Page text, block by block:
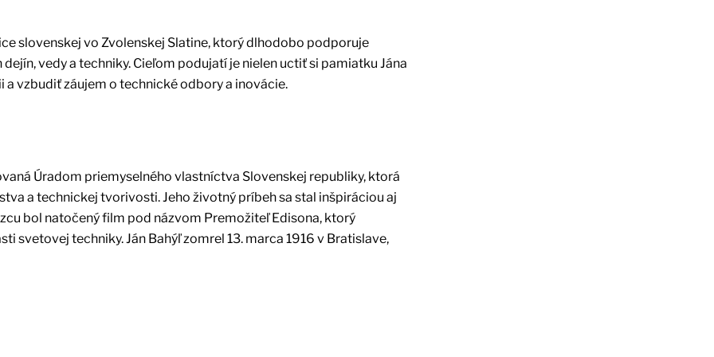
slovenskej vo Zvolenskej Slatine, ktorý dlhodobo podporuje
vedy a techniky. Cieľom podujatí je nielen uctiť si pamiatku Jána
vzbudiť záujem o technické odbory a inovácie.
Úradom priemyselného vlastníctva Slovenskej republiky, ktorá
a technickej tvorivosti. Jeho životný príbeh sa stal inšpiráciou aj
bol natočený film pod názvom Premožiteľ Edisona, ktorý
svetovej techniky. Ján Bahýľ zomrel 13. marca 1916 v Bratislave,